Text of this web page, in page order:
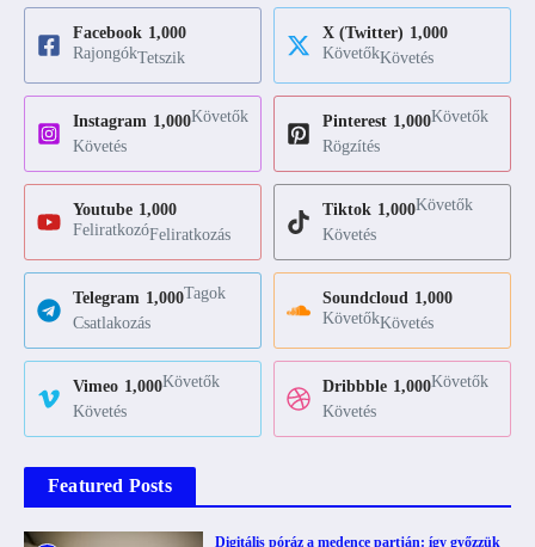
Facebook 1,000
RajongókTetszik
X (Twitter) 1,000
KövetőkKövetés
Instagram 1,000Követők
Követés
Pinterest 1,000Követők
Rögzítés
Youtube 1,000
FeliratkozóFeliratkozás
Tiktok 1,000Követők
Követés
Telegram 1,000Tagok
Csatlakozás
Soundcloud 1,000
KövetőkKövetés
Vimeo 1,000Követők
Követés
Dribbble 1,000Követők
Követés
Featured Posts
Digitális póráz a medence partján: így győzzük